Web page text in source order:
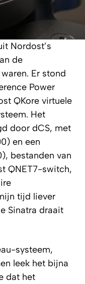
Nordost’s
de
Er stond
Power
QKore virtuele
Het
door dCS, met
en een
bestanden van
QNET7-switch,
tijd liever
Sinatra draait
systeem,
leek het bijna
dat het